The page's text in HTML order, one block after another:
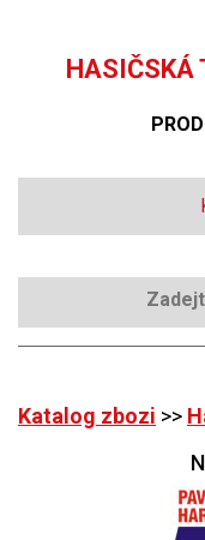
HASIČSKÁ
Katalog zbozi >>